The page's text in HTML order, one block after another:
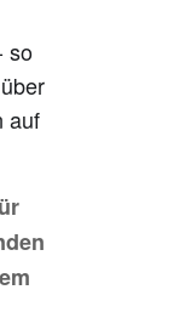
so
auf